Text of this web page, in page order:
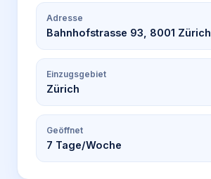
Adresse
Bahnhofstrasse 93, 8001 Zürich
Einzugsgebiet
Zürich
Geöffnet
7 Tage/Woche